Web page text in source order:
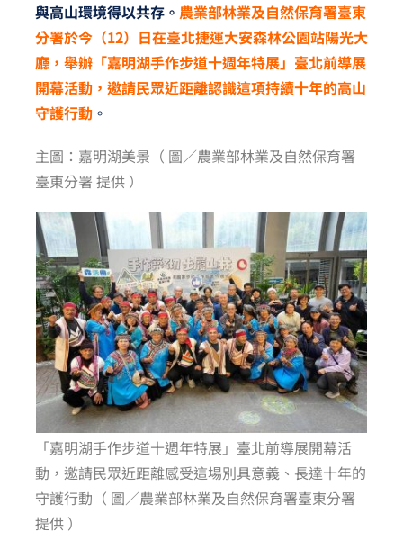
與高山環境得以共存。 農業部林業及自然保育署臺東
分署於今（12）日在臺北捷運大安森林公園站陽光大
廳，舉辦「嘉明湖手作步道十週年特展」臺北前導展
開幕活動，邀請民眾近距離認識這項持續十年的高山
守護行動。
主圖：嘉明湖美景（ 圖／農業部林業及自然保育署
臺東分署 提供 ）
「嘉明湖手作步道十週年特展」臺北前導展開幕活
動，邀請民眾近距離感受這場別具意義、長達十年的
守護行動（ 圖／農業部林業及自然保育署臺東分署
提供 ）